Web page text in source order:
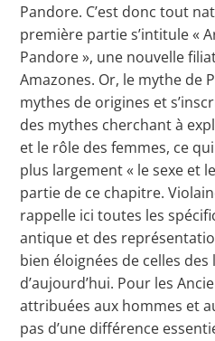
Pandore. C’est donc tout
première partie s’intitule «
Pandore », une nouvelle
Amazones. Or, le mythe de
mythes de origines et
des mythes cherchant à
et le rôle des femmes, ce
plus largement « le sexe et
partie de ce chapitre.
rappelle ici toutes les
antique et des
bien éloignées de celles
d’aujourd’hui. Pour les
attribuées aux hommes et
pas d’une différence